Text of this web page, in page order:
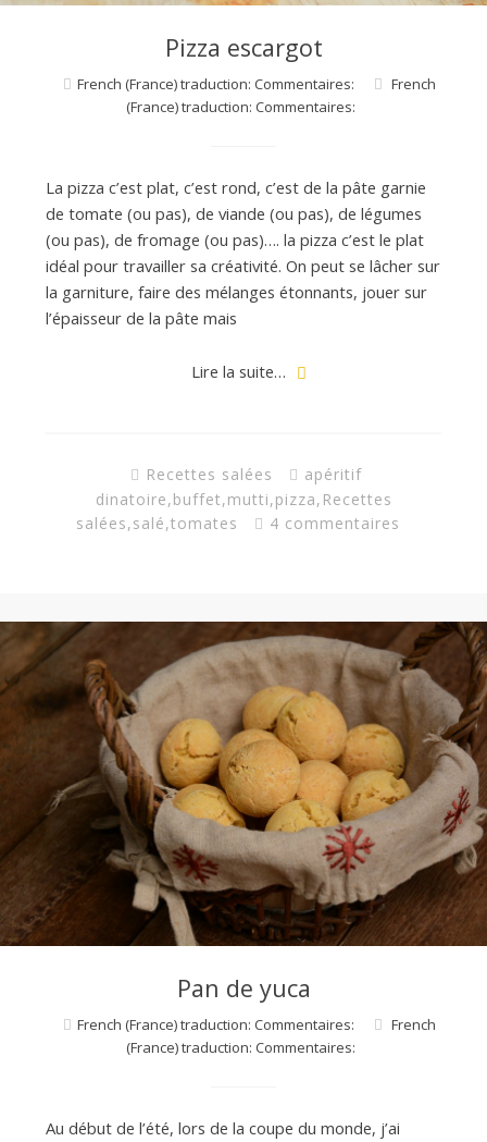
Pizza escargot
French (France) traduction: Commentaires:
French
(France) traduction: Commentaires:
La pizza c’est plat, c’est rond, c’est de la pâte garnie
de tomate (ou pas), de viande (ou pas), de légumes
(ou pas), de fromage (ou pas)…. la pizza c’est le plat
idéal pour travailler sa créativité. On peut se lâcher sur
la garniture, faire des mélanges étonnants, jouer sur
l’épaisseur de la pâte mais
Lire la suite…
Recettes salées
apéritif
dinatoire,buffet,mutti,pizza, Recettes
salées,salé,tomates 4 commentaires
Pan de yuca
French (France) traduction: Commentaires:
French
(France) traduction: Commentaires:
Au début de l’été, lors de la coupe du monde, j’ai